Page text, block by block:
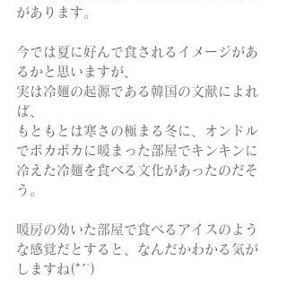
があります。
今では夏に好んで食されるイメージがあ
るかと思いますが、
実は冷麺の起源である韓国の文献によれ
ば、
もともとは寒さの極まる冬に、オンドル
でポカポカに暖まった部屋でキンキンに
冷えた冷麺を食べる文化があったのだそ
う。
暖房の効いた部屋で食べるアイスのよう
な感覚だとすると、なんだかわかる気が
しますね(*´`)